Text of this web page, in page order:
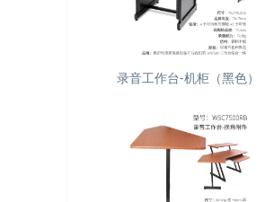
录音工作台-机柜（黑色）